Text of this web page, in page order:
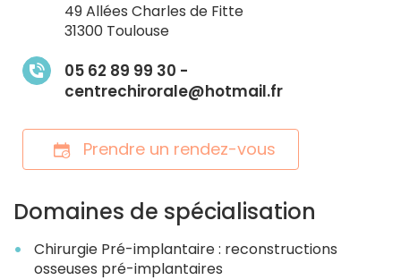
49 Allées Charles de Fitte
31300 Toulouse
05 62 89 99 30 -
centrechirorale@hotmail.fr
Prendre un rendez-vous
Domaines de spécialisation
Chirurgie Pré-implantaire : reconstructions
osseuses pré-implantaires